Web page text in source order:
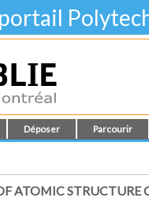
Déposer Parcourir
ATOMIC